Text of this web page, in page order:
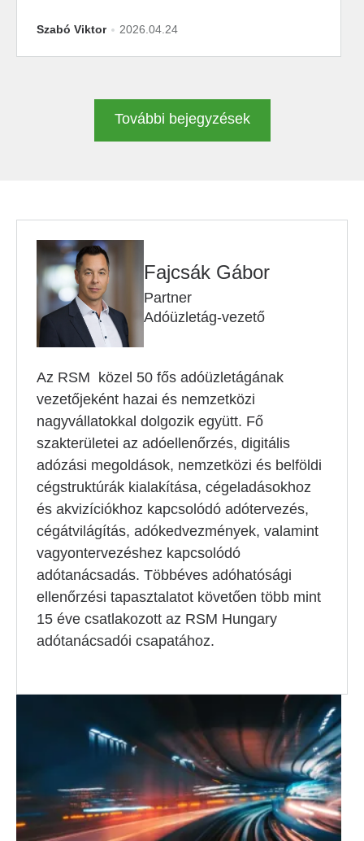
Szabó Viktor 2026.04.24
További bejegyzések
Fajcsák Gábor
Partner
Adóüzletág-vezető
Az RSM közel 50 fős adóüzletágának
vezetőjeként hazai és nemzetközi
nagyvállatokkal dolgozik együtt. Fő
szakterületei az adóellenőrzés, digitális
adózási megoldások, nemzetközi és belföldi
cégstruktúrák kialakítása, cégeladásokhoz
és akvizíciókhoz kapcsolódó adótervezés,
cégátvilágítás, adókedvezmények, valamint
vagyontervezéshez kapcsolódó
adótanácsadás. Többéves adóhatósági
ellenőrzési tapasztalatot követően több mint
15 éve csatlakozott az RSM Hungary
adótanácsadói csapatához.